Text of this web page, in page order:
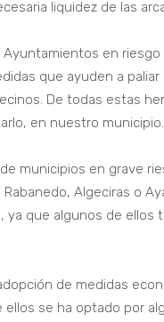
liquidez de las
en
que ayuden a
De todas estas
en nuestro municipio.
municipios en grave
Rabanedo, Algeciras o
ya que algunos de ellos
de medidas
ellos se ha optado por